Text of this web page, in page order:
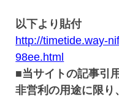
以下より貼付
http://timetide.way-
98ee.html
■当サイトの記事引
非営利の用途に限